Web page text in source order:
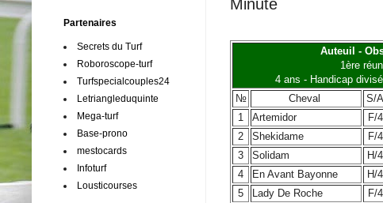
Minute
Auteuil -
1ère
4 ans - Handicap
№
Cheval S/A
1
Artemidor F/4
2
Shekidame F/4
3
Solidam H/4
4
En Avant Bayonne H/4
5
Lady De Roche F/4
Partenaires
Secrets du Turf
Roboroscope-turf
Turfspecialcouples24
Letriangleduquinte
Mega-turf
Base-prono
mestocards
Infoturf
Lousticourses